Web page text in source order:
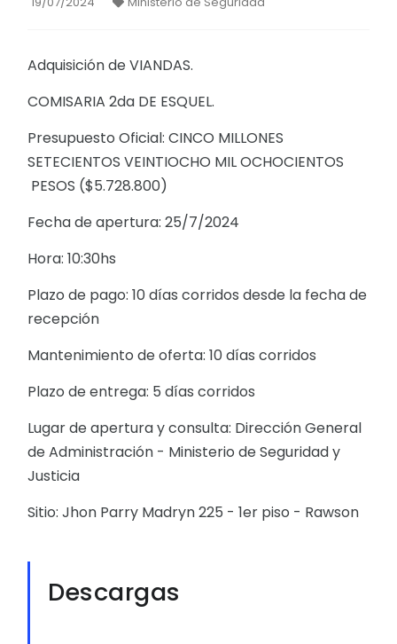
Adquisición de VIANDAS.
COMISARIA 2da DE ESQUEL.
Presupuesto Oficial: CINCO MILLONES
SETECIENTOS VEINTIOCHO MIL OCHOCIENTOS
PESOS ($5.728.800)
Fecha de apertura: 25/7/2024
Hora: 10:30hs
Plazo de pago: 10 días corridos desde la fecha de
recepción
Mantenimiento de oferta: 10 días corridos
Plazo de entrega: 5 días corridos
Lugar de apertura y consulta: Dirección General
de Administración - Ministerio de Seguridad y
Justicia
Sitio: Jhon Parry Madryn 225 - 1er piso - Rawson
Descargas